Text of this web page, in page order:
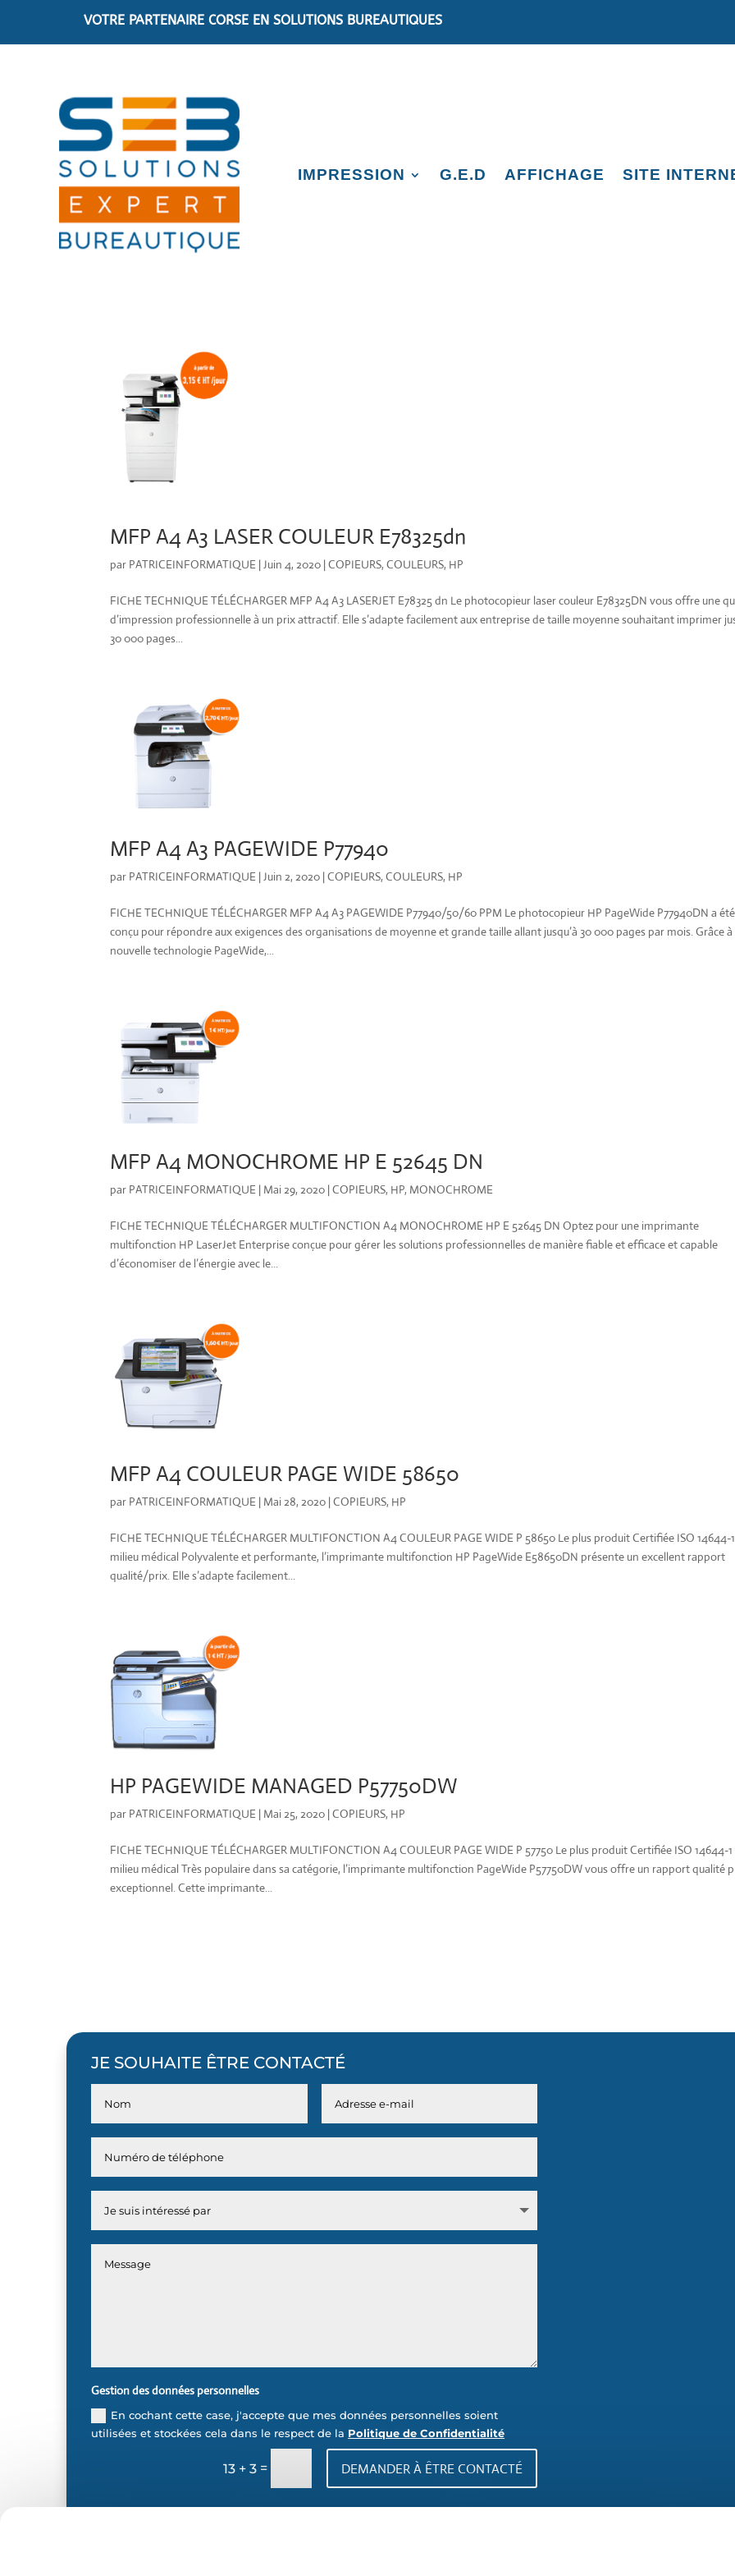
VOTRE PARTENAIRE CORSE EN SOLUTIONS BUREAUTIQUES
IMPRESSION G.E.D AFFICHAGE SITE
MFP A4 A3 LASER COULEUR E78325dn
par PATRICEINFORMATIQUE |Juin 4, 2020 |COPIEURS,COULEURS, HP
FICHE TECHNIQUE TÉLÉCHARGER MFP A4 A3 LASERJET E78325 dn Le photocopieur laser couleur E78325DN vous offre une
d’impression professionnelle à un prix attractif. Elle s’adapte facilement aux entreprise de taille moyenne souhaitant imprimer
30 000 pages...
MFP A4 A3 PAGEWIDE P77940
par PATRICEINFORMATIQUE |Juin 2, 2020 |COPIEURS,COULEURS, HP
FICHE TECHNIQUE TÉLÉCHARGER MFP A4 A3 PAGEWIDE P77940/50/60 PPM Le photocopieur HP PageWide P77940DN a été
conçu pour répondre aux exigences des organisations de moyenne et grande taille allant jusqu’à 30 000 pages par mois. Grâce à
nouvelle technologie PageWide,...
MFP A4 MONOCHROME HP E 52645 DN
par PATRICEINFORMATIQUE | Mai 29, 2020 |COPIEURS, HP, MONOCHROME
FICHE TECHNIQUE TÉLÉCHARGER MULTIFONCTION A4 MONOCHROME HP E 52645 DN Optez pour une imprimante
multifonction HP LaserJet Enterprise conçue pour gérer les solutions professionnelles de manière fiable et efficace et capable
d’économiser de l’énergie avec le...
MFP A4 COULEUR PAGE WIDE 58650
par PATRICEINFORMATIQUE | Mai 28, 2020 |COPIEURS, HP
FICHE TECHNIQUE TÉLÉCHARGER MULTIFONCTION A4 COULEUR PAGE WIDE P 58650 Le plus produit Certifiée ISO 14644-1
milieu médical Polyvalente et performante, l’imprimante multifonction HP PageWide E58650DN présente un excellent rapport
qualité/prix. Elle s’adapte facilement...
HP PAGEWIDE MANAGED P57750DW
par PATRICEINFORMATIQUE | Mai 25, 2020 |COPIEURS, HP
FICHE TECHNIQUE TÉLÉCHARGER MULTIFONCTION A4 COULEUR PAGE WIDE P 57750 Le plus produit Certifiée ISO 14644-1
milieu médical Très populaire dans sa catégorie, l’imprimante multifonction PageWide P57750DW vous offre un rapport qualité
exceptionnel. Cette imprimante...
JE SOUHAITE ÊTRE CONTACTÉ
Gestion des données personnelles
En cochant cette case, j'accepte que mes données personnelles soient
utilisées et stockées cela dans le respect de la Politique de Confidentialité
13 + 3 = DEMANDER À ÊTRE CONTACTÉ